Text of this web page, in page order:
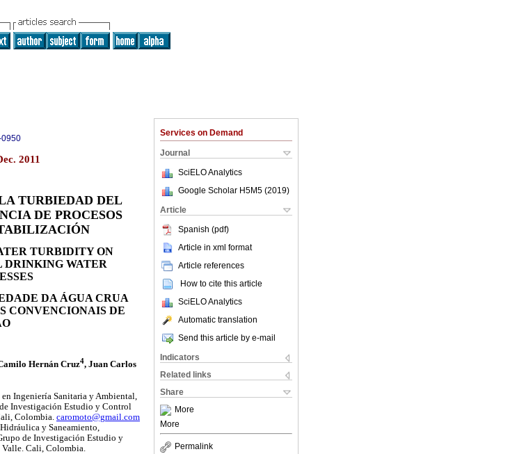
Services on Demand
Journal
SciELO Analytics
Google Scholar H5M5 (2019)
Article
Spanish (pdf)
Article in xml format
Article references
How to cite this article
SciELO Analytics
Automatic translation
Send this article by e-mail
Indicators
Related links
Share
More
More
Permalink
2011
TURBIEDAD DEL
DE PROCESOS
TURBIDITY ON
DRINKING WATER
DA ÁGUA CRUA
CONVENCIONAIS DE
Hernán Cruz4, Juan Carlos
Ingeniería Sanitaria y Ambiental,
Investigación Estudio y Control
Colombia. caromoto@gmail.com
y Saneamiento,
de Investigación Estudio y
Cali, Colombia.